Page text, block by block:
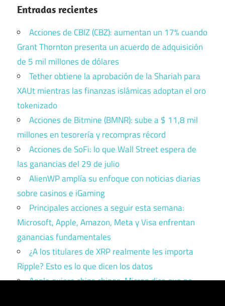
Entradas recientes
Acciones de CBIZ (CBZ): aumentan un 17% cuando
Grant Thornton presenta un acuerdo de adquisición
de 5 mil millones de dólares
Tether obtiene la aprobación de la Shariah para
XAUt mientras las finanzas islámicas adoptan el oro
tokenizado
Acciones de Bitmine (BMNR): sube a $ 11,8 mil
millones en tesorería y recompras récord
Acciones de SoFi: lo que Wall Street espera de
las ganancias del 29 de julio
AlienWP amplía su enfoque con noticias diarias
sobre casinos e iGaming
Principales acciones a seguir esta semana:
Microsoft, Apple, Amazon, Meta y Visa enfrentan
ganancias fundamentales
¿A los titulares de XRP realmente les importa
Ripple? Esto es lo que dicen los datos
Apple quiere chips chinos. Micron dice que no.